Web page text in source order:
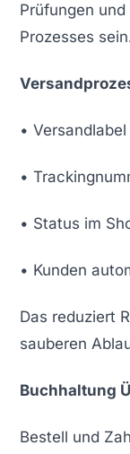
Prüfungen
Prozesses
•
•
• Status im
• Kunden
Das reduziert
sauberen
Buchhaltung
Bestell und